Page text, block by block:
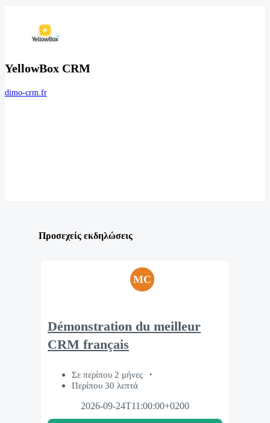
YellowBox CRM
dimo-crm.fr
Προσεχείς εκδηλώσεις
MC
Démonstration du meilleur
CRM français
Σε περίπου 2 μήνες
Περίπου 30 λεπτά
2026-09-24T11:00:00+0200